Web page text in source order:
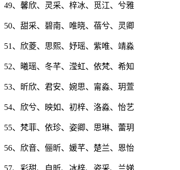
49、馨欣、灵采、梓冰、觅江、兮雅
50、甜采、碧南、唯晓、蓓兮、灵卿
51、欣菱、思熙、妤瑶、紫唯、靖淼
52、曦瑶、冬芊、滢虹、依梵、希知
53、昕欣、君安、婉思、甯淼、玥萱
54、欣兮、映如、初梓、洛淼、怡艺
55、梵菲、依珍、姿卿、思琳、蕾玥
56、欣音、俪昕、媛芊、楚兰、恩怡
57、彩甜、自昕、冰梓、姿采、兰娣